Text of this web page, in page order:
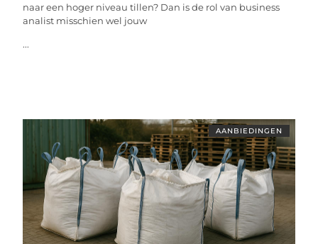
naar een hoger niveau tillen? Dan is de rol van business
analist misschien wel jouw
...
AANBIEDINGEN